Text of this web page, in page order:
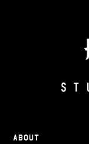
ABOUT